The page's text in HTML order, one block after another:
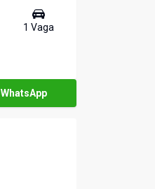
1 Vaga
WhatsApp